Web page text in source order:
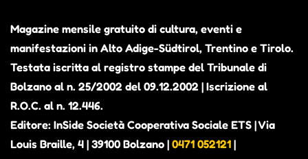
Magazine mensile gratuito di cultura, eventi e
manifestazioni in Alto Adige-Südtirol, Trentino e Tirolo.
Testata iscritta al registro stampe del Tribunale di
Bolzano al n. 25/2002 del 09.12.2002 | Iscrizione al
R.O.C. al n. 12.446.
Editore: InSide Società Cooperativa Sociale ETS | Via
Louis Braille, 4 | 39100 Bolzano | 0471 052121 |